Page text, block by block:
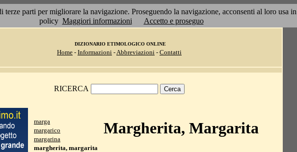
parti per migliorare la navigazione. Proseguendo la navigazione, acconsenti al loro
policy Maggiori informazioni Accetto e proseguo
DIZIONARIO ETIMOLOGICO ONLINE
Home - Informazioni -Abbreviazioni - Contatti
RICERCA
marga
margarico
margarina
margherita, margarita
Margherita, Margarita